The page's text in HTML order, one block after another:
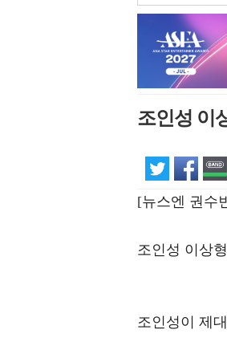
조인성 이
[뉴스엔 권수
조인성 이상
조인성이 제